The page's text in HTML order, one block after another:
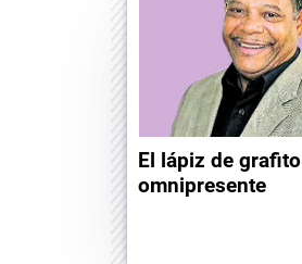
El lápiz de grafito
omnipresente